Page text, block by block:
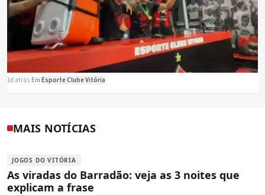
1d atrás Em Esporte Clube Vitória
MAIS NOTÍCIAS
JOGOS DO VITÓRIA
As viradas do Barradão: veja as 3 noites que
explicam a frase